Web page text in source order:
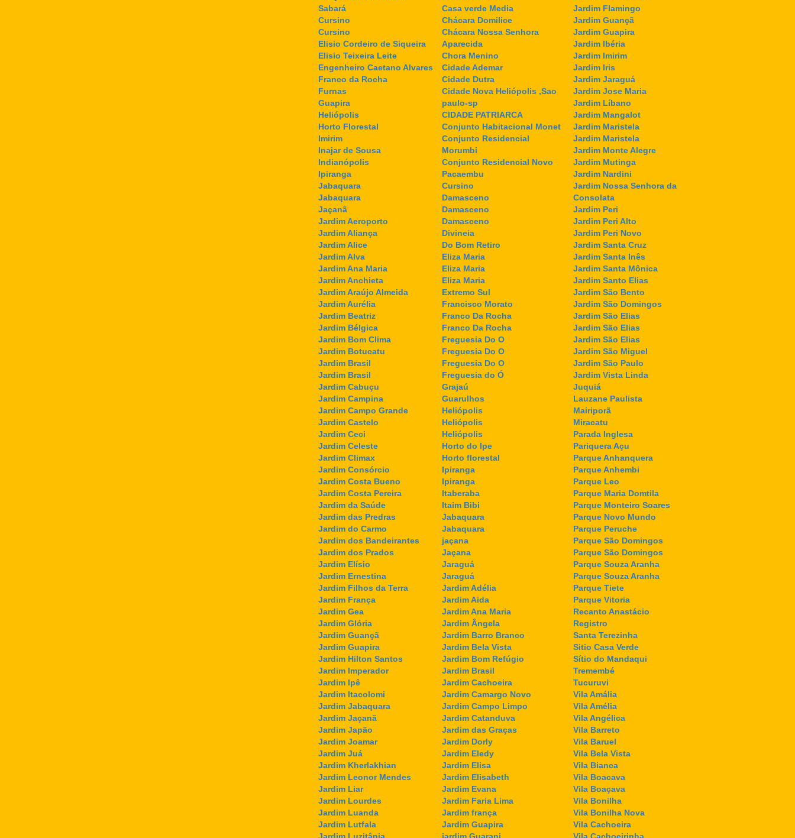
Sabará
Cursino
Cursino
Elisio Cordeiro de Siqueira
Elisio Teixeira Leite
Engenheiro Caetano Alvares
Franco da Rocha
Furnas
Guapira
Heliópolis
Horto Florestal
Imirim
Inajar de Sousa
Indianópolis
Ipiranga
Jabaquara
Jabaquara
Jaçanã
Jardim Aeroporto
Jardim Aliança
Jardim Alice
Jardim Alva
Jardim Ana Maria
Jardim Anchieta
Jardim Araújo Almeida
Jardim Aurélia
Jardim Beatriz
Jardim Bélgica
Jardim Bom Clima
Jardim Botucatu
Jardim Brasil
Jardim Brasil
Jardim Cabuçu
Jardim Campina
Jardim Campo Grande
Jardim Castelo
Jardim Ceci
Jardim Celeste
Jardim Climax
Jardim Consórcio
Jardim Costa Bueno
Jardim Costa Pereira
Jardim da Saúde
Jardim das Predras
Jardim do Carmo
Jardim dos Bandeirantes
Jardim dos Prados
Jardim Elísio
Jardim Ernestina
Jardim Filhos da Terra
Jardim França
Jardim Gea
Jardim Glória
Jardim Guançã
Jardim Guapira
Jardim Hilton Santos
Jardim Imperador
Jardim Ipê
Jardim Itacolomi
Jardim Jabaquara
Jardim Jaçanã
Jardim Japão
Jardim Joamar
Jardim Juá
Jardim Kherlakhian
Jardim Leonor Mendes
Jardim Liar
Jardim Lourdes
Jardim Luanda
Jardim Lutfala
Casa verde Media
Chácara Domilice
Chácara Nossa Senhora
Aparecida
Chora Menino
Cidade Ademar
Cidade Dutra
Cidade Nova Heliópolis ,Sao
paulo-sp
CIDADE PATRIARCA
Conjunto Habitacional Monet
Conjunto Residencial
Morumbi
Conjunto Residencial Novo
Pacaembu
Cursino
Damasceno
Damasceno
Damasceno
Divineia
Do Bom Retiro
Eliza Maria
Eliza Maria
Eliza Maria
Extremo Sul
Francisco Morato
Franco Da Rocha
Franco Da Rocha
Freguesia Do O
Freguesia Do O
Freguesia Do O
Freguesia do Ó
Grajaú
Guarulhos
Heliópolis
Heliópolis
Heliópolis
Horto do Ipe
Horto florestal
Ipiranga
Ipiranga
Itaberaba
Itaim Bibi
Jabaquara
Jabaquara
jaçana
Jaçana
Jaraguá
Jaraguá
Jardim Adélia
Jardim Aida
Jardim Ana Maria
Jardim Ângela
Jardim Barro Branco
Jardim Bela Vista
Jardim Bom Refúgio
Jardim Brasil
Jardim Cachoeira
Jardim Camargo Novo
Jardim Campo Limpo
Jardim Catanduva
Jardim das Graças
Jardim Dorly
Jardim Eledy
Jardim Elisa
Jardim Elisabeth
Jardim Evana
Jardim Faria Lima
Jardim frança
Jardim Guapira
Jardim Flamingo
Jardim Guançã
Jardim Guapira
Jardim Ibéria
Jardim Imirim
Jardim Iris
Jardim Jaraguá
Jardim Jose Maria
Jardim Líbano
Jardim Mangalot
Jardim Maristela
Jardim Maristela
Jardim Monte Alegre
Jardim Mutinga
Jardim Nardini
Jardim Nossa Senhora da
Consolata
Jardim Peri
Jardim Peri Alto
Jardim Peri Novo
Jardim Santa Cruz
Jardim Santa Inês
Jardim Santa Mônica
Jardim Santo Elias
Jardim São Bento
Jardim São Domingos
Jardim São Elias
Jardim São Elias
Jardim São Elias
Jardim São Miguel
Jardim São Paulo
Jardim Vista Linda
Juquiá
Lauzane Paulista
Mairiporã
Miracatu
Parada Inglesa
Pariquera Açu
Parque Anhanquera
Parque Anhembi
Parque Leo
Parque Maria Domtila
Parque Monteiro Soares
Parque Novo Mundo
Parque Peruche
Parque São Domingos
Parque São Domingos
Parque Souza Aranha
Parque Souza Aranha
Parque Tiete
Parque Vitoria
Recanto Anastácio
Registro
Santa Terezinha
Sitio Casa Verde
Sítio do Mandaqui
Tremembé
Tucuruvi
Vila Amália
Vila Amélia
Vila Angélica
Vila Barreto
Vila Baruel
Vila Bela Vista
Vila Bianca
Vila Boacava
Vila Boaçava
Vila Bonilha
Vila Bonilha Nova
Vila Cachoeira